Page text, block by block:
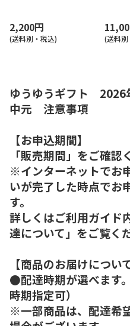
2,200円
(送料別・税込) (送料別
ゆうゆうギフト 2026
中元 注意事項
【お申込期間】
「販売期間」をご確認
※インターネットでお
いが完了した時点でお
す。
詳しくはご利用ガイド
達について」をご覧く
【商品のお届けについて
●配達時期が選べます
時期指定可）
※一部商品は、配達希